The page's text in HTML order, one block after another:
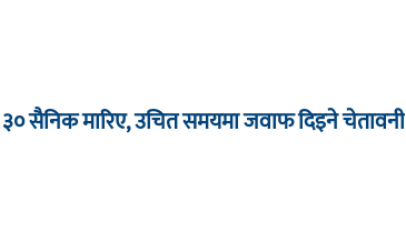
सैनिक मारिए, उचित समयमा जवाफ दिइने चेतावनी